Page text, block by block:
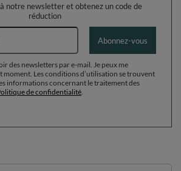
notre newsletter et obtenez un code de
réduction
Adresse e-mail
Abonnez-vous
des newsletters par e-mail. Je peux me
moment. Les conditions d’utilisation se trouvent
informations concernant le traitement des
de confidentialité